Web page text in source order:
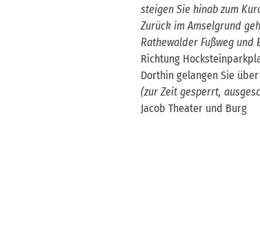
steigen Sie hinab zum
Zurück im Amselgrund
Rathewalder Fußweg und
Richtung
Dorthin gelangen Sie
(zur Zeit gesperrt,
Jacob Theater und Burg